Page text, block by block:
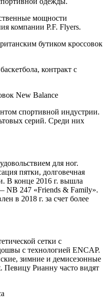
мощности
компании P.F. Flyers.
бутиком кроссовок
контракт с
New Balance
спортивной индустрии.
серий. Среди них
для ног.
пятки, долговечная
В конце 2016 г. вышла
NB 247 «Friends & Family».
в 2018 г. за счет более
сетки с
с технологией ENCAP.
зимние и демисезонные
Певицу Рианну часто видят